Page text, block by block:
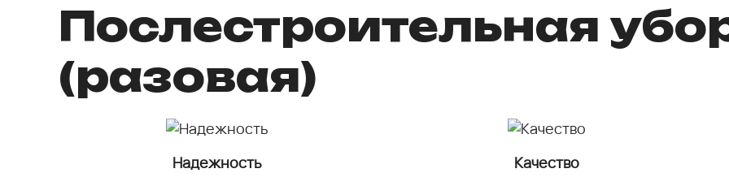
Послестроительная
(разовая)
Надежность
Качество